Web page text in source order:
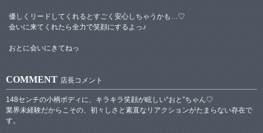
優しくリードしてくれるとすごく安心しちゃうかも…♡
会いに来てくれたら全力で笑顔にするよっ♪
おとに会いにきてねっ
COMMENT 店長コメント
148センチの小柄ボディに、キラキラ笑顔が眩しい“おと”ちゃん♡
業界未経験だからこその、初々しさと素直なリアクションがたまらない存在で
す。